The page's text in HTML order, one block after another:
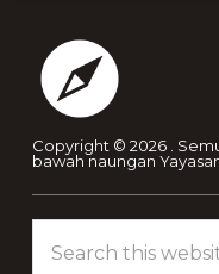
Copyright © 2026 .
bawah naungan
this